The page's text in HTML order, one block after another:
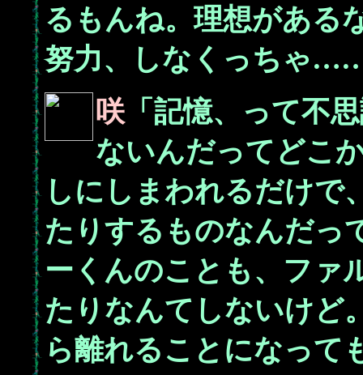
るもんね。理想がある
努力、しなくっちゃ
咲 「記憶、って不
ないんだってどこ
しにしまわれるだけで
たりするものなんだっ
ーくんのことも、ファ
たりなんてしないけ
ら離れることになって